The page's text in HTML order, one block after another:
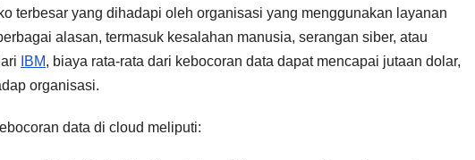
terbesar yang dihadapi oleh organisasi yang menggunakan layanan
alasan, termasuk kesalahan manusia, serangan siber, atau
IBM, biaya rata-rata dari kebocoran data dapat mencapai jutaan dolar,
organisasi.
data di cloud meliputi: